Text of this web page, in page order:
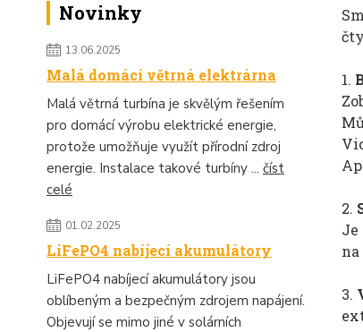
Novinky
13.06.2025
Malá domácí větrná elektrárna
Malá větrná turbína je skvělým řešením
pro domácí výrobu elektrické energie,
protože umožňuje využít přírodní zdroj
energie. Instalace takové turbíny ... číst
celé
01.02.2025
LiFePO4 nabíjecí akumulátory
LiFePO4 nabíjecí akumulátory jsou
oblíbeným a bezpečným zdrojem napájení.
Objevují se mimo jiné v solárních
1.
2.
Je
3.